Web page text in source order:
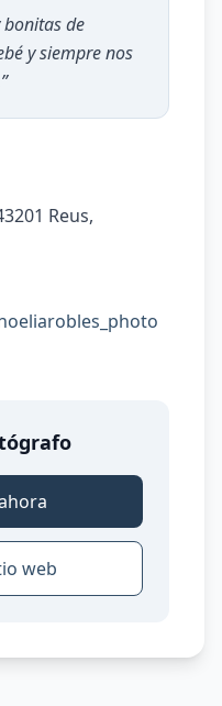
de
y siempre nos
”
Reus,
web